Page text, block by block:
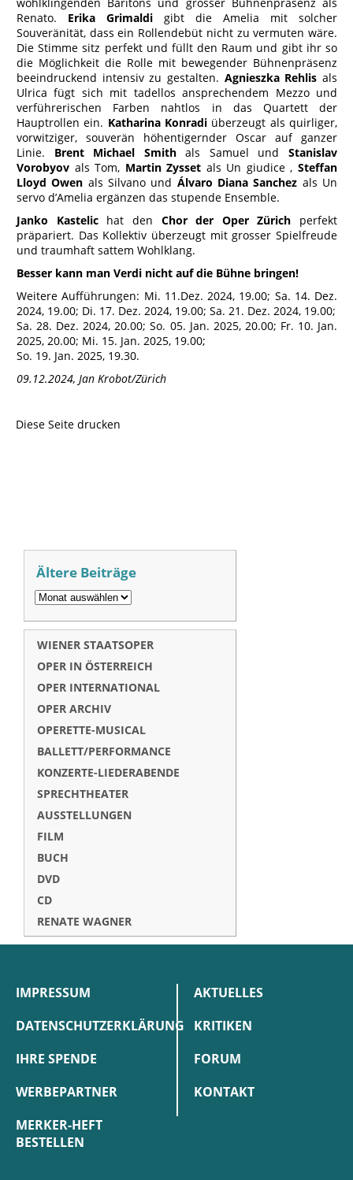
Renato. Erika Grimaldi gibt die Amelia mit solcher
Souveränität, dass ein Rollendebüt nicht zu vermuten wäre.
Die Stimme sitz perfekt und füllt den Raum und gibt ihr so
die Möglichkeit die Rolle mit bewegender Bühnenpräsenz
beeindruckend intensiv zu gestalten. Agnieszka Rehlis als
Ulrica fügt sich mit tadellos ansprechendem Mezzo und
verführerischen Farben nahtlos in das Quartett der
Hauptrollen ein. Katharina Konradi überzeugt als quirliger,
vorwitziger, souverän höhentigernder Oscar auf ganzer
Linie. Brent Michael Smithals Samuel undStanislav
Vorobyov als Tom, Martin Zysset als Un giudice ,Steffan
Lloyd Owen als Silvano und Álvaro Diana Sanchez als Un
servo d’Amelia ergänzen das stupende Ensemble.
Janko Kastelichat den Chor der Oper Zürich perfekt
präpariert. Das Kollektiv überzeugt mit grosser Spielfreude
und traumhaft sattem Wohlklang.
Besser kann man Verdi nicht auf die Bühne bringen!
Weitere Aufführungen: Mi. 11.Dez. 2024, 19.00; Sa. 14. Dez.
2024, 19.00; Di. 17. Dez. 2024, 19.00; Sa. 21. Dez. 2024, 19.00;
Sa. 28. Dez. 2024, 20.00; So. 05. Jan. 2025, 20.00; Fr. 10. Jan.
2025, 20.00; Mi. 15. Jan. 2025, 19.00;
So. 19. Jan. 2025, 19.30.
09.12.2024, Jan Krobot/Zürich
Diese Seite drucken
Ältere Beiträge
WIENER STAATSOPER
OPER IN ÖSTERREICH
OPER INTERNATIONAL
OPER ARCHIV
OPERETTE-MUSICAL
BALLETT/PERFORMANCE
KONZERTE-LIEDERABENDE
SPRECHTHEATER
AUSSTELLUNGEN
FILM
BUCH
DVD
CD
RENATE WAGNER
IMPRESSUM
DATENSCHUTZERKLÄRUNG
IHRE SPENDE
WERBEPARTNER
MERKER-HEFT
BESTELLEN
AKTUELLES
KRITIKEN
FORUM
KONTAKT